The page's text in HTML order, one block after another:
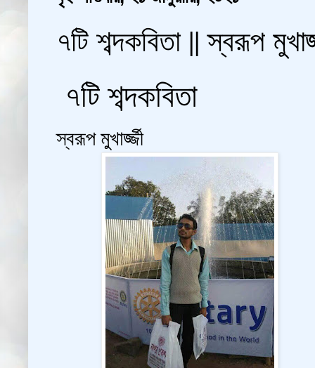
৭টি শব্দকবিতা || স্বরূপ
৭টি শব্দকবিতা
স্বরূপ মুখার্জ্জী